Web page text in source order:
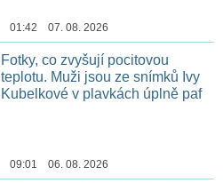
01:42 07. 08. 2026
Fotky, co zvyšují pocitovou
teplotu. Muži jsou ze snímků Ivy
Kubelkové v plavkách úplně paf
09:01 06. 08. 2026